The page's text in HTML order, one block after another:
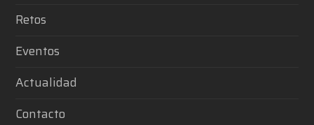
Retos
Eventos
Actualidad
Contacto